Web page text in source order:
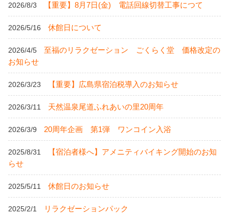
2026/8/3 【重要】8月7日(金) 電話回線切替工事につて
2026/5/16 休館日について
2026/4/5
至福のリラクゼーション ごくらく堂 価格改定の
お知らせ
2026/3/23 【重要】広島県宿泊税導入のお知らせ
2026/3/11 天然温泉尾道ふれあいの里20周年
2026/3/9 20周年企画 第1弾 ワンコイン入浴
2025/8/31
【宿泊者様へ】アメニティバイキング開始のお知
らせ
2025/5/11 休館日のお知らせ
2025/2/1 リラクゼーションパック